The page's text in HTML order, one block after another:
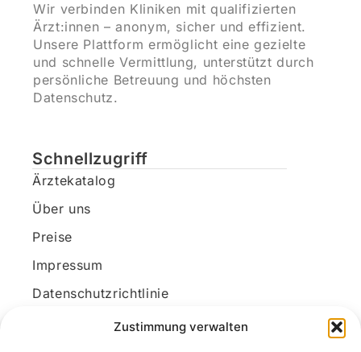
Zustimmung verwalten
Wir verbinden Kliniken mit qualifizierten
Ärzt:innen – anonym, sicher und effizient.
Unsere Plattform ermöglicht eine gezielte
und schnelle Vermittlung, unterstützt durch
persönliche Betreuung und höchsten
Datenschutz.
Schnellzugriff
Ärztekatalog
Über uns
Preise
Impressum
Datenschutzrichtlinie
Kundenkonto